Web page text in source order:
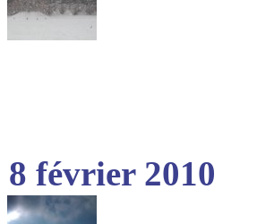
8 février 2010